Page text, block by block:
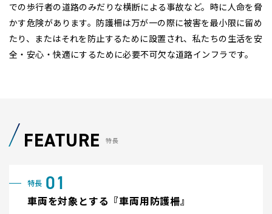
での歩行者の道路のみだりな横断による事故など。時に人命を脅
かす危険があります。防護柵は万が一の際に被害を最小限に留め
たり、またはそれを防止するために設置され、私たちの生活を安
全・安心・快適にするために必要不可欠な道路インフラです。
FEATURE 特長
車両を対象とする『車両用防護柵』